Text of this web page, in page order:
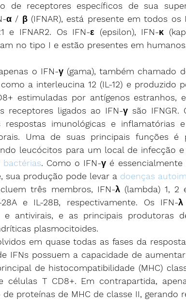
de receptores específicos de sua
α / β (IFNAR), está presente em todos os
e IFNAR2. Os IFN-ε (epsilon), IFN-κ
no tipo I e estão presentes em
o IFN-γ (gama), também chamado
a interleucina 12 (IL-12) e produzido
receptores ligados ao IFN-γ são IFNGR.
respostas imunológicas e inflamatórias
Uma de suas principais funções é
leucócitos para um local de infecção
bactérias. Como o IFN-γ é essencialmente
sua produção pode levar a doenças
três membros, IFN-λ (lambda) 1, 2
e IL-28B, respectivamente. Os IFN-λ
e antivirais, e as principais produtoras
plasmocitoides.
em quase todas as fases da
IFNs possuem a capacidade de
de histocompatibilidade (MHC)
células T CD8+. Em contrapartida,
proteínas de MHC de classe II, gerando